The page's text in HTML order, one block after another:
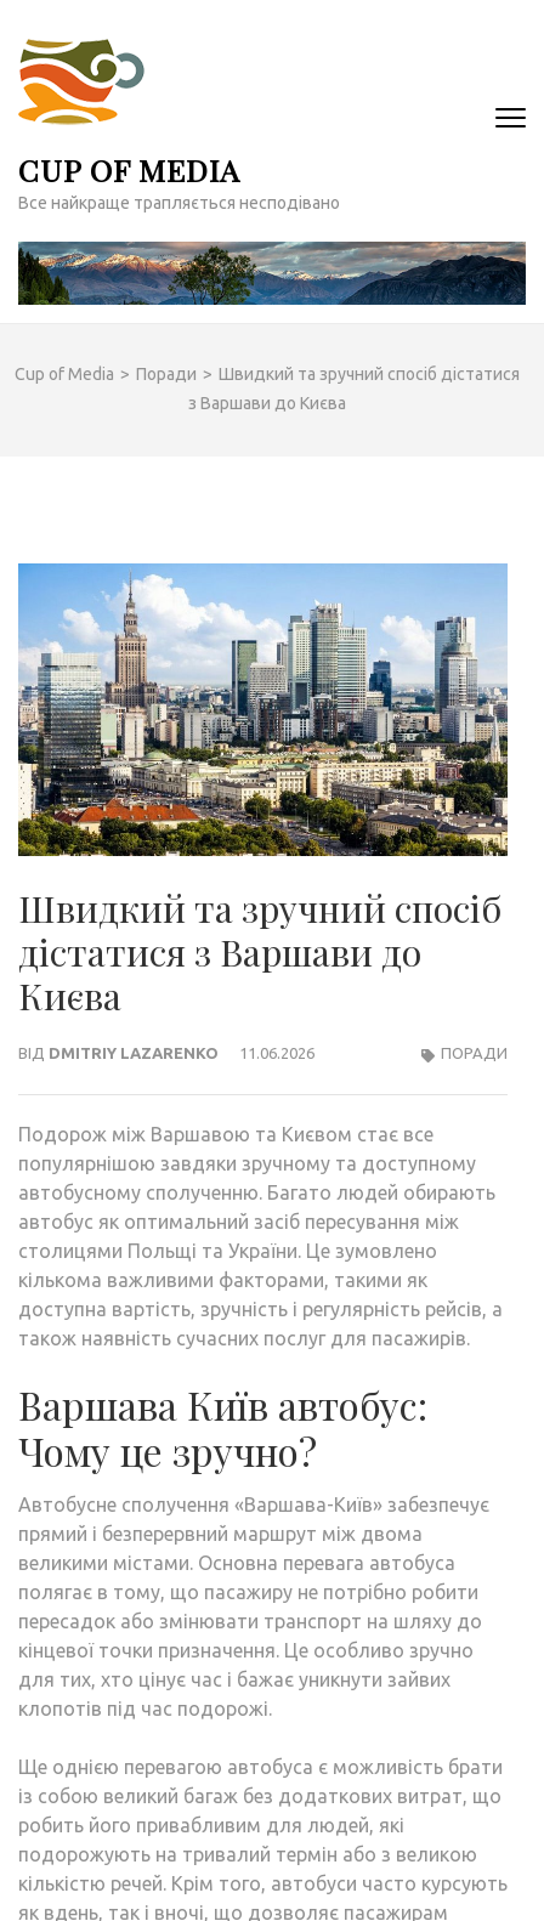
вмісту
(натисніть
Enter)
CUP OF MEDIA
Все найкраще трапляється несподівано
Cup of Media > Поради > Швидкий та зручний спосіб дістатися
з Варшави до Києва
Швидкий та зручний спосіб
дістатися з Варшави до
Києва
ВІД DMITRIY LAZARENKO 11.06.2026 ПОРАДИ
Подорож між Варшавою та Києвом стає все
популярнішою завдяки зручному та доступному
автобусному сполученню. Багато людей обирають
автобус як оптимальний засіб пересування між
столицями Польщі та України. Це зумовлено
кількома важливими факторами, такими як
доступна вартість, зручність і регулярність рейсів, а
також наявність сучасних послуг для пасажирів.
Варшава Київ автобус:
Чому це зручно?
Автобусне сполучення «Варшава-Київ» забезпечує
прямий і безперервний маршрут між двома
великими містами. Основна перевага автобуса
полягає в тому, що пасажиру не потрібно робити
пересадок або змінювати транспорт на шляху до
кінцевої точки призначення. Це особливо зручно
для тих, хто цінує час і бажає уникнути зайвих
клопотів під час подорожі.
Ще однією перевагою автобуса є можливість брати
із собою великий багаж без додаткових витрат, що
робить його привабливим для людей, які
подорожують на тривалий термін або з великою
кількістю речей. Крім того, автобуси часто курсують
як вдень, так і вночі, що дозволяє пасажирам